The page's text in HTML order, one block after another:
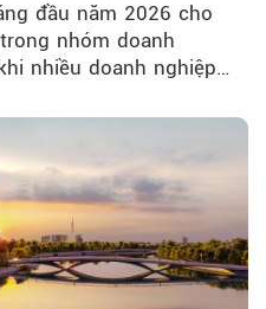
đầu năm 2026 cho
nhóm doanh
nhiều doanh nghiệp